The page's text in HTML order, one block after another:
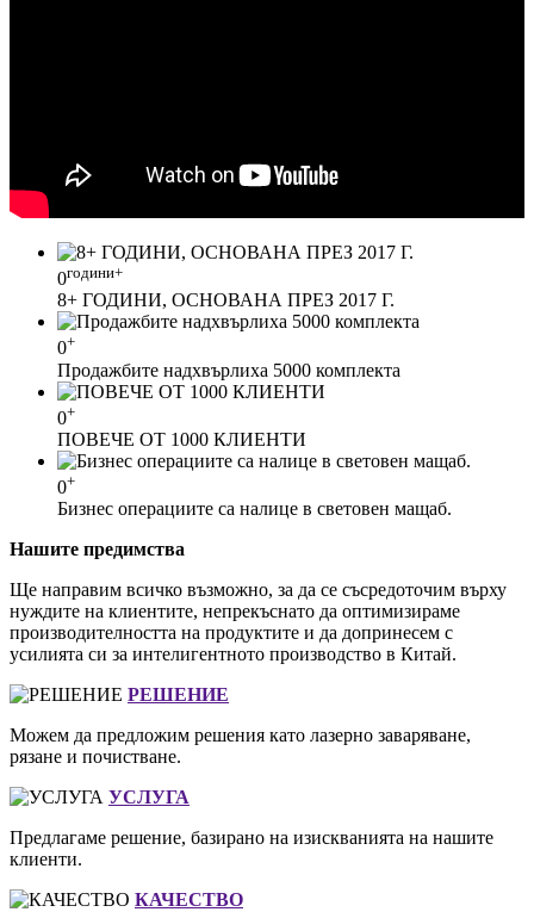
0години+
8+ ГОДИНИ, ОСНОВАНА ПРЕЗ 2017 Г.
0+
Продажбите надхвърлиха 5000 комплекта
0+
ПОВЕЧЕ ОТ 1000 КЛИЕНТИ
0+
Бизнес операциите са налице в световен мащаб.
Нашите предимства
Ще направим всичко възможно, за да се съсредоточим върху
нуждите на клиентите, непрекъснато да оптимизираме
производителността на продуктите и да допринесем с
усилията си за интелигентното производство в Китай.
РЕШЕНИЕ
Можем да предложим решения като лазерно заваряване,
рязане и почистване.
УСЛУГА
Предлагаме решение, базирано на изискванията на нашите
клиенти.
КАЧЕСТВО